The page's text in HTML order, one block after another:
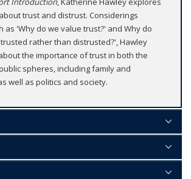
trust and distrust. Considerings
as 'Why do we value trust?' and Why do
rather than distrusted?', Hawley
the importance of trust in both the
spheres, including family and
well as politics and society.